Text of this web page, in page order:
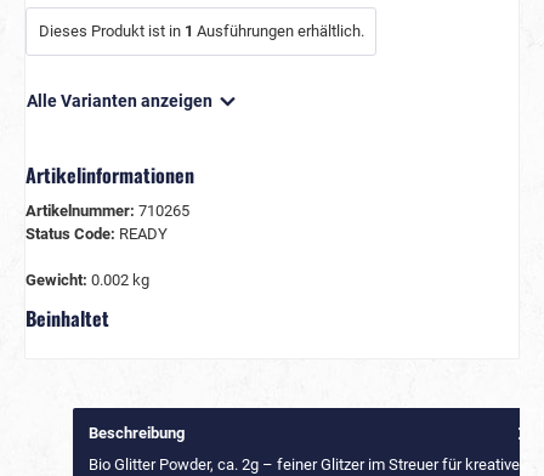
Dieses Produkt ist in 1 Ausführungen erhältlich.
Alle Varianten anzeigen
Artikelinformationen
Artikelnummer: 710265
Status Code: READY
Gewicht: 0.002 kg
Beinhaltet
Beschreibung
Bio Glitter Powder, ca. 2g – feiner Glitzer im Streuer für kreative